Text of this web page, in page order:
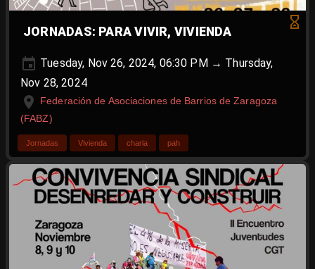
JORNADAS: PARA VIVIR, VIVIENDA
Tuesday, Nov 26, 2024, 06:30 PM → Thursday,
Nov 28, 2024
Federación de Asociaciones de Barrios de Zaragoza
(FABZ)
Jornadas Vivienda charla pah